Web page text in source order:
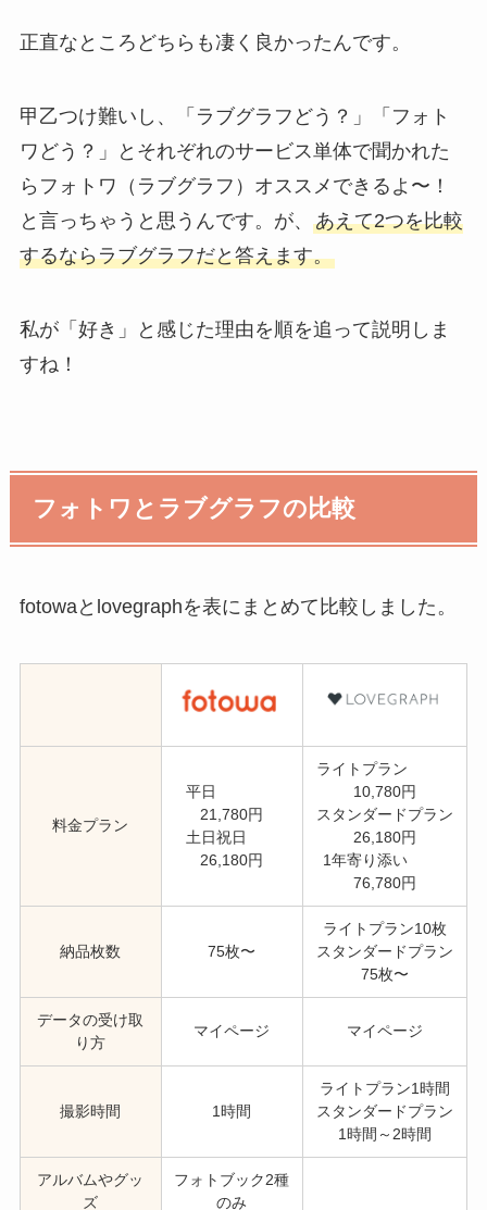
正直なところどちらも凄く良かったんです。
甲乙つけ難いし、「ラブグラフどう？」「フォト
ワどう？」とそれぞれのサービス単体で聞かれた
らフォトワ（ラブグラフ）オススメできるよ〜！
と言っちゃうと思うんです。が、 あえて2つを比較
するならラブグラフだと答えます。
私が「好き」と感じた理由を順を追って説明しま
すね！
フォトワとラブグラフの比較
fotowaとlovegraphを表にまとめて比較しました。
料金プラン
平日
21,780円
土日祝日
26,180円
ライトプラン
10,780円
スタンダードプラン
26,180円
1年寄り添い
76,780円
納品枚数 75枚〜
ライトプラン10枚
スタンダードプラン
75枚〜
データの受け取
り方
マイページ マイページ
撮影時間 1時間
ライトプラン1時間
スタンダードプラン
1時間～2時間
アルバムやグッ
ズ
フォトブック2種
のみ